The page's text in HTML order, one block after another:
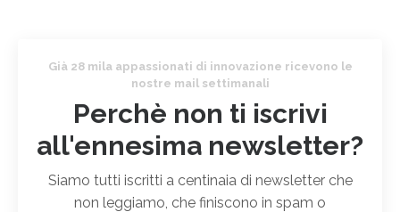
Già 28 mila appassionati di innovazione ricevono le
nostre mail settimanali
Perchè non ti iscrivi
all'ennesima newsletter?
Siamo tutti iscritti a centinaia di newsletter che
non leggiamo, che finiscono in spam o